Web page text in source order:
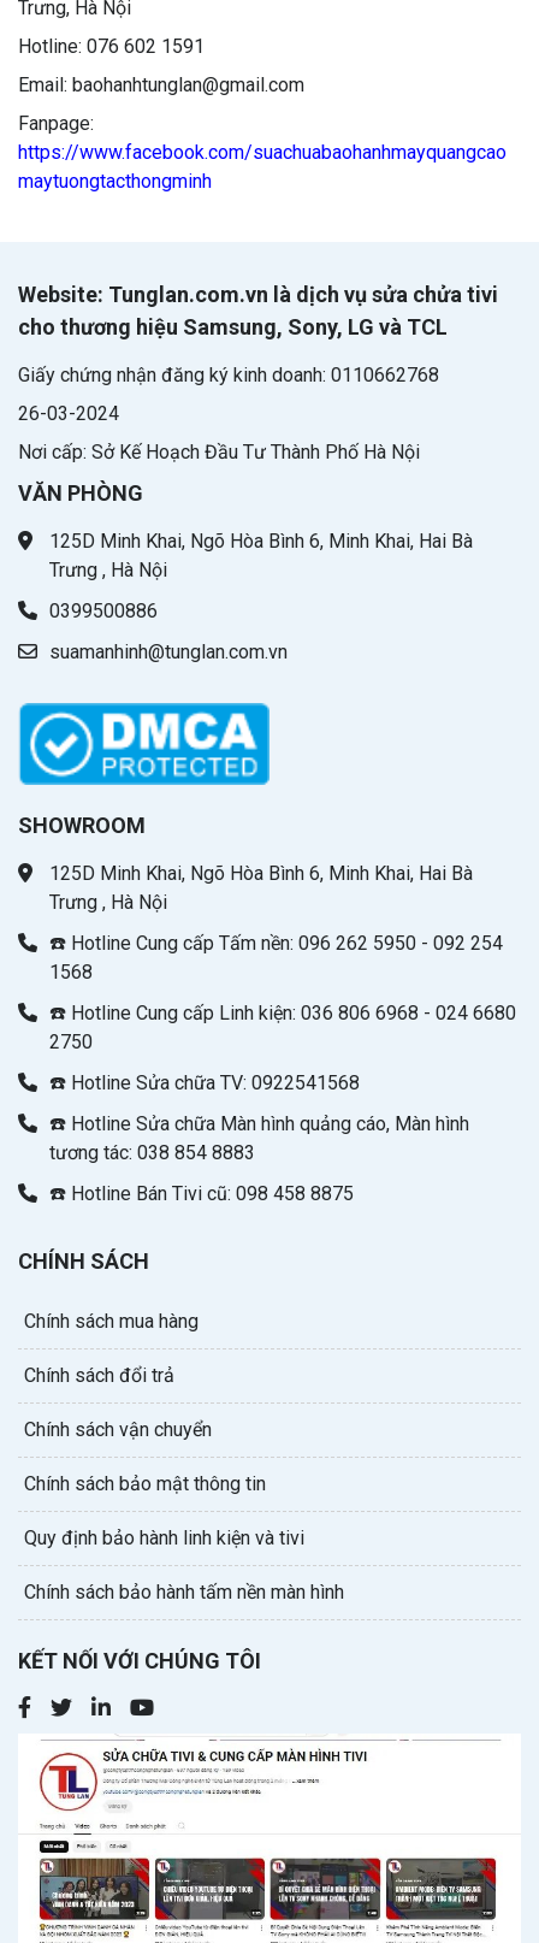
Trưng, Hà Nội
Hotline: 076 602 1591
Email: baohanhtunglan@gmail.com
Fanpage:
https://www.facebook.com/suachuabaohanhmayquangcao
maytuongtacthongminh
Website: Tunglan.com.vn là dịch vụ sửa chửa tivi
cho thương hiệu Samsung, Sony, LG và TCL
Giấy chứng nhận đăng ký kinh doanh: 0110662768
26-03-2024
Nơi cấp: Sở Kế Hoạch Đầu Tư Thành Phố Hà Nội
VĂN PHÒNG
125D Minh Khai, Ngõ Hòa Bình 6, Minh Khai, Hai Bà
Trưng , Hà Nội
0399500886
suamanhinh@tunglan.com.vn
SHOWROOM
125D Minh Khai, Ngõ Hòa Bình 6, Minh Khai, Hai Bà
Trưng , Hà Nội
☎️ Hotline Cung cấp Tấm nền: 096 262 5950 - 092 254
1568
☎️ Hotline Cung cấp Linh kiện: 036 806 6968 - 024 6680
2750
☎️ Hotline Sửa chữa TV: 0922541568
☎️ Hotline Sửa chữa Màn hình quảng cáo, Màn hình
tương tác: 038 854 8883
☎️ Hotline Bán Tivi cũ: 098 458 8875
CHÍNH SÁCH
Chính sách mua hàng
Chính sách đổi trả
Chính sách vận chuyển
Chính sách bảo mật thông tin
Quy định bảo hành linh kiện và tivi
Chính sách bảo hành tấm nền màn hình
KẾT NỐI VỚI CHÚNG TÔI